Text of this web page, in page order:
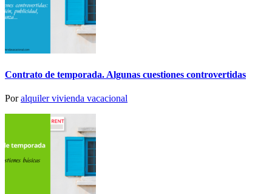
Contrato de temporada. Algunas cuestiones controvertidas
Poralquiler vivienda vacacional